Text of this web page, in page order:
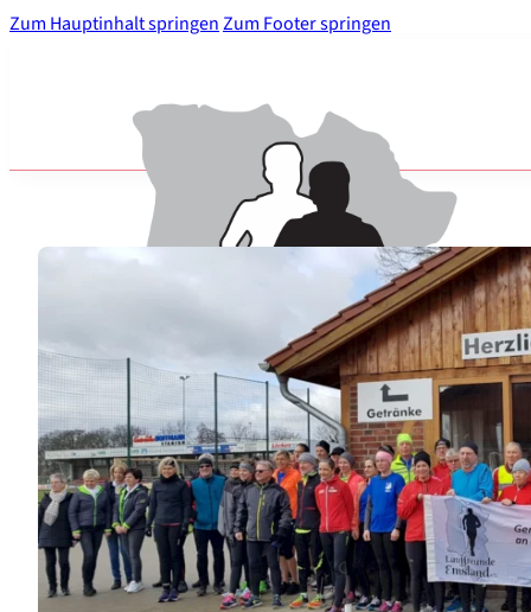
Zum Hauptinhalt springenZum Footer springen